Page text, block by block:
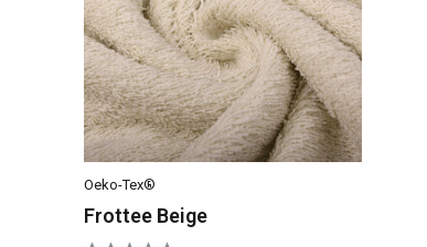
Oeko-Tex®
Frottee Beige